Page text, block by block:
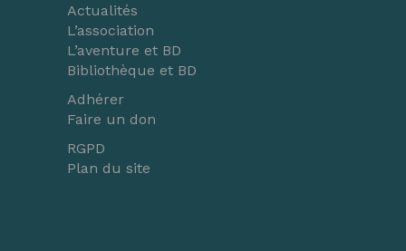
Actualités
L’association
L’aventure et BD
Bibliothèque et BD
Adhérer
Faire un don
RGPD
Plan du site